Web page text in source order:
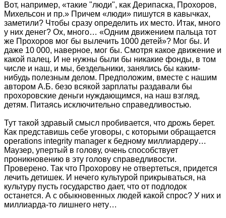
Вот, например, «такие "люди", как Дерипаска, Прохоров,
Михельсон и пр.» Причем «люди» пишутся в кавычках,
заметили? Чтобы сразу определить их место. Итак, много
у них денег? Ох, много… «Одним движением пальца тот
же Прохоров мог бы вылечить 1000 детей»? Мог бы. И
даже 10 000, наверное, мог бы. Смотря какое движение и
какой палец. И не нужны были бы никакие фонды, в том
числе и наш, и мы, бездельники, занялись бы каким-
нибудь полезным делом. Предположим, вместе с нашим
автором А.Б. безо всякой зарплаты раздавали бы
прохоровские деньги нуждающимся, на наш взгляд,
детям. Питаясь исключительно справедливостью.
Тут такой здравый смысл пробивается, что дрожь берет.
Как представишь себе уговоры, с которыми обращается
operations integrity manager к бедному миллиардеру…
Маузер, упертый в голову, очень способствует
проникновению в эту голову справедливости.
Проверено. Так что Прохорову не отвертеться, придется
лечить детишек. И нечего культурой прикрываться, на
культуру пусть государство дает, что от подлодок
останется. А с обыкновенных людей какой спрос? У них и
миллиарда-то лишнего нету…